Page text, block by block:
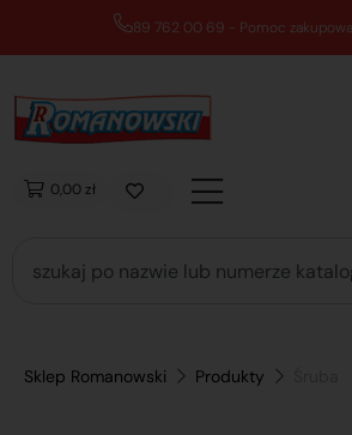
89 762 00 69 - Pomoc zakupowa
0,00 zł
Sklep Romanowski Produkty